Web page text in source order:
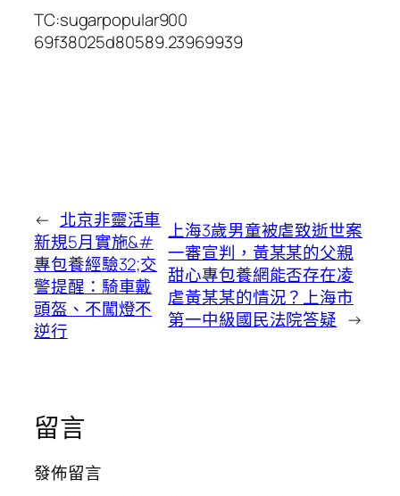
TC:sugarpopular900
69f38025d80589.23969939
← 北京非靈活車
新規5月實施&#
專包養經驗32;交
警提醒：騎車戴
頭盔、不闖燈不
逆行
上海3歲男童被虐致逝世案
一審宣判，黃某某的父親
甜心專包養網能否存在凌
虐黃某某的情況？上海市
第一中級國民法院答疑 →
留言
發佈留言